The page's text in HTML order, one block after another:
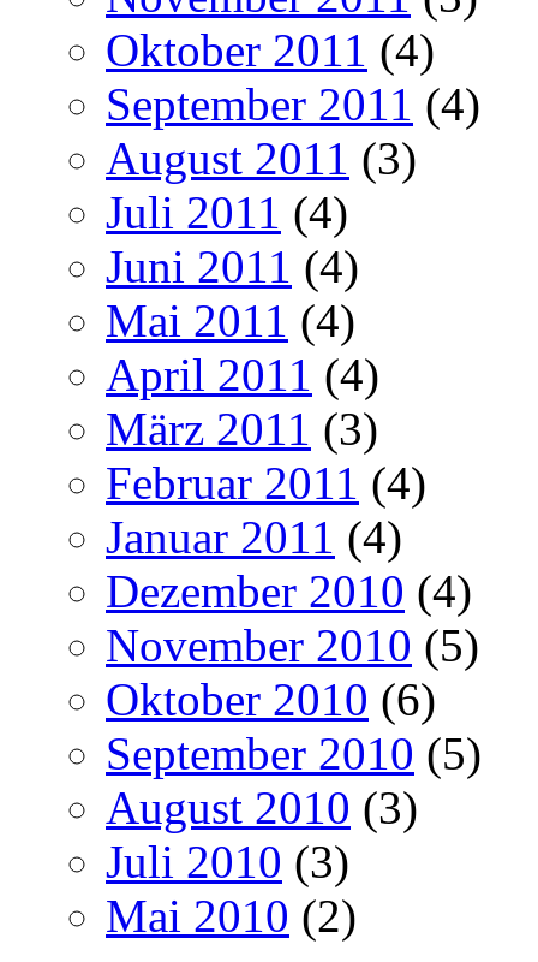
Oktober 2011 (4)
September 2011 (4)
August 2011 (3)
Juli 2011 (4)
Juni 2011 (4)
Mai 2011 (4)
April 2011 (4)
März 2011 (3)
Februar 2011 (4)
Januar 2011 (4)
Dezember 2010 (4)
November 2010 (5)
Oktober 2010 (6)
September 2010 (5)
August 2010 (3)
Juli 2010 (3)
Mai 2010 (2)